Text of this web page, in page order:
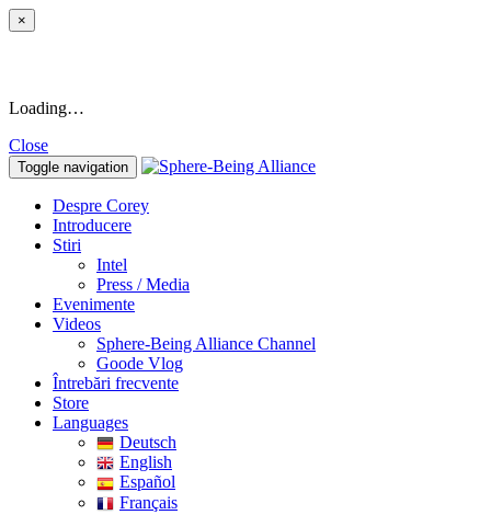
×
Loading…
Close
Toggle navigation
Despre Corey
Introducere
Stiri
Intel
Press / Media
Evenimente
Videos
Sphere-Being Alliance Channel
Goode Vlog
Întrebări frecvente
Store
Languages
Deutsch
English
Español
Français